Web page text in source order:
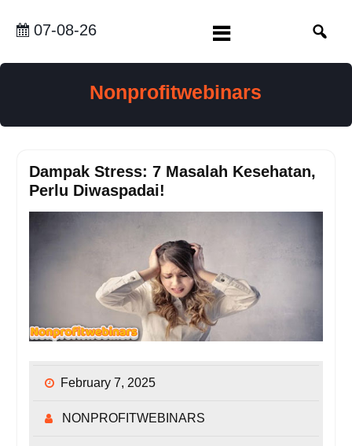
07-08-26
Nonprofitwebinars
Dampak Stress: 7 Masalah Kesehatan,
Perlu Diwaspadai!
February 7, 2025
NONPROFITWEBINARS